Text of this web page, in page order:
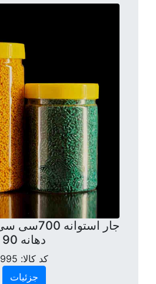
دهانه 90
کد کالا: 995
جزئیات